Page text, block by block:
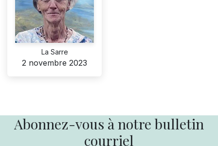
La Sarre
2 novembre 2023
Abonnez-vous à notre bulletin
courriel